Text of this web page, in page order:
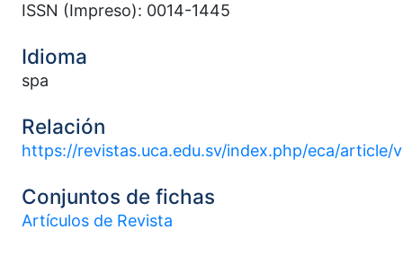
ISSN (Impreso): 0014-1445
Idioma
spa
Relación
https://revistas.uca.edu.sv/index.php/eca/article/
Conjuntos de fichas
Artículos de Revista